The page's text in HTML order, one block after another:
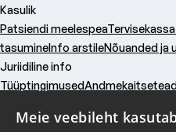
Kasulik
Patsiendi meelespea
tasumineInfo arstileNõuanded ja
Juriidiline info
Tüüptingimused
Meie veebileht